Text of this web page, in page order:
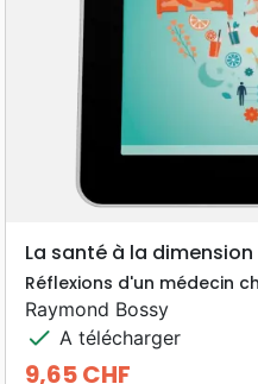
La santé à la
Réflexions d'un médecin
Raymond Bossy
check A télécharger
9,65 CHF